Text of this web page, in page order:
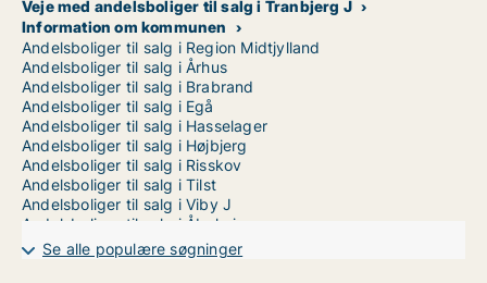
Veje med andelsboliger til salg i Tranbjerg J
Information om kommunen
Andelsboliger til salg i Region Midtjylland
Andelsboliger til salg i Århus
Andelsboliger til salg i Brabrand
Andelsboliger til salg i Egå
Andelsboliger til salg i Hasselager
Andelsboliger til salg i Højbjerg
Andelsboliger til salg i Risskov
Andelsboliger til salg i Tilst
Andelsboliger til salg i Viby J
Andelsboliger til salg i Åbyhøj
Andelsboliger til salg i Århus C
Andelsboliger til salg i Århus N
Se alle populære søgninger